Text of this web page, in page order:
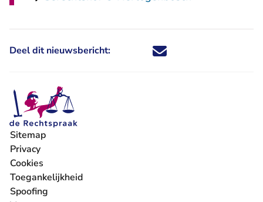
Deel dit nieuwsbericht: Deel dit nieuwsbericht via X -
Deel dit nieuwsbericht via
Deel dit nieuwsbericht
Deel dit
Sitemap
Privacy
Cookies
Toegankelijkheid
Spoofing